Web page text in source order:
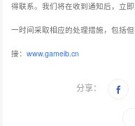
得联系。我们将在收到通知后，立
一时间采取相应的处理措施，包括
接：www.gameib.cn
分享：